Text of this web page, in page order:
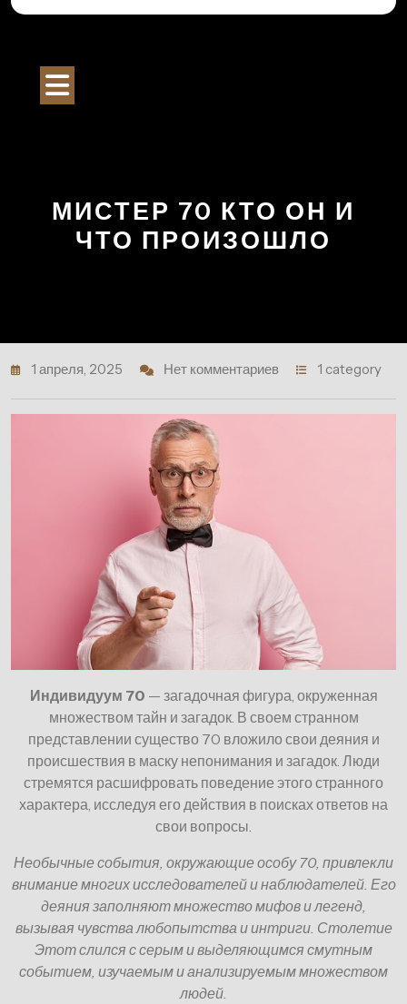
Перейти
МИСТЕР 70 КТО ОН И
ЧТО ПРОИЗОШЛО
1 апреля, 2025 Нет комментариев 1 category
Индивидуум 70 — загадочная фигура, окруженная
множеством тайн и загадок. В своем странном
представлении существо 70 вложило свои деяния и
происшествия в маску непонимания и загадок. Люди
стремятся расшифровать поведение этого странного
характера, исследуя его действия в поисках ответов на
свои вопросы.
Необычные события, окружающие особу 70, привлекли
внимание многих исследователей и наблюдателей. Его
деяния заполняют множество мифов и легенд,
вызывая чувства любопытства и интриги. Столетие
Этот слился с серым и выделяющимся смутным
событием, изучаемым и анализируемым множеством
людей.